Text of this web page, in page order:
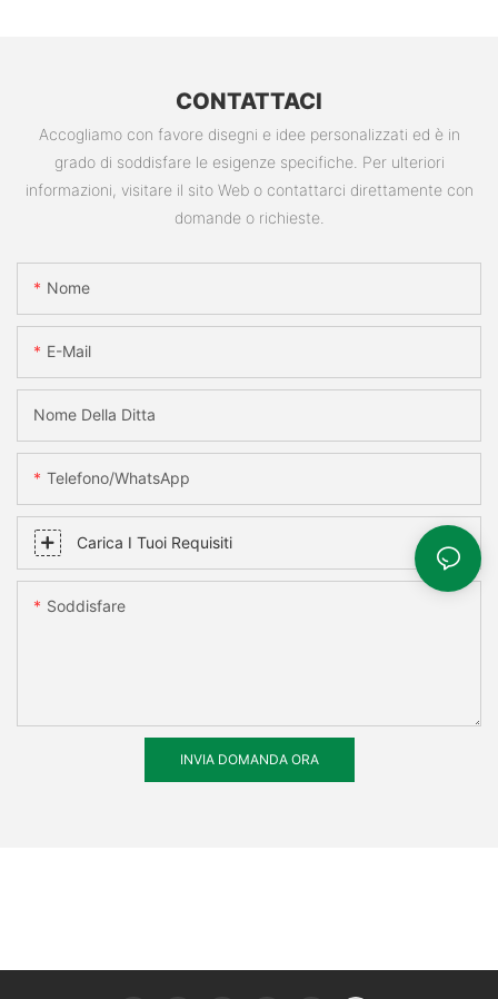
CONTATTACI
Accogliamo con favore disegni e idee personalizzati ed è in
grado di soddisfare le esigenze specifiche. Per ulteriori
informazioni, visitare il sito Web o contattarci direttamente con
domande o richieste.
Nome
E-Mail
Nome Della Ditta
Telefono/WhatsApp
Carica I Tuoi Requisiti
Soddisfare
INVIA DOMANDA ORA